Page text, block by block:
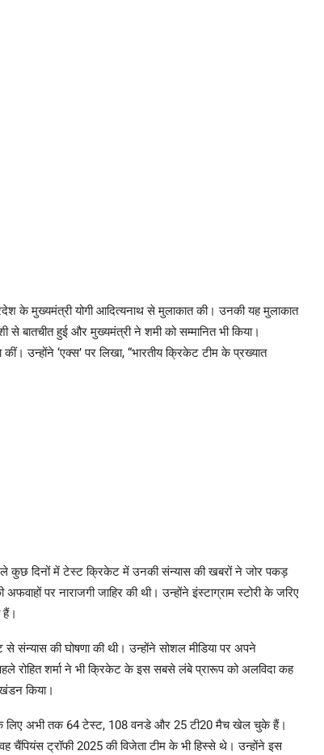
के मुख्यमंत्री योगी आदित्यनाथ से मुलाकात की। उनकी यह मुलाकात
बातचीत हुई और मुख्यमंत्री ने शमी को सम्मानित भी किया।
उन्होंने ‘एक्स’ पर लिखा, “भारतीय क्रिकेट टीम के प्रख्यात
कुछ दिनों में टेस्ट क्रिकेट में उनकी संन्यास की खबरों ने जोर पकड़
पर नाराजगी जाहिर की थी। उन्होंने इंस्टाग्राम स्टोरी के जरिए
हैं।
संन्यास की घोषणा की थी। उन्होंने सोशल मीडिया पर अपने
रोहित शर्मा ने भी क्रिकेट के इस सबसे लंबे प्रारूप को अलविदा कह
किया।
के लिए अभी तक 64 टेस्ट, 108 वनडे और 25 टी20 मैच खेल चुके हैं।
ट्रॉफी 2025 की विजेता टीम के भी हिस्से थे। उन्होंने इस